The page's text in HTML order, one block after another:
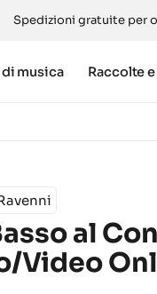
Spedizioni gratuite per
musica Raccolte
al
Video